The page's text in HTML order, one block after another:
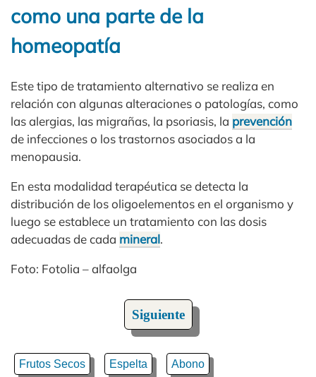
como una parte de la
homeopatía
Este tipo de tratamiento alternativo se realiza en
relación con algunas alteraciones o patologías, como
las alergias, las migrañas, la psoriasis, la prevención
de infecciones o los trastornos asociados a la
menopausia.
En esta modalidad terapéutica se detecta la
distribución de los oligoelementos en el organismo y
luego se establece un tratamiento con las dosis
adecuadas de cada mineral.
Foto: Fotolia – alfaolga
Siguiente
Frutos Secos Espelta Abono